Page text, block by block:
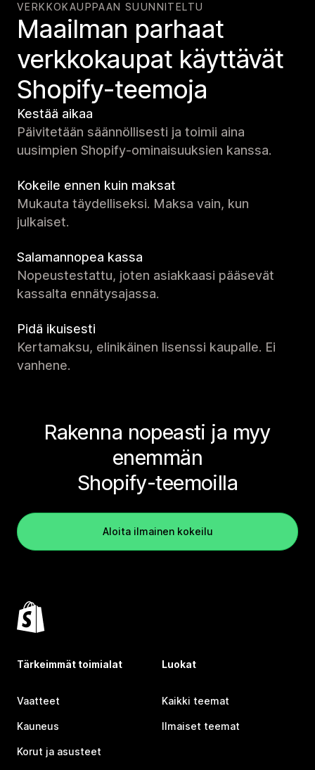
VERKKOKAUPPAAN SUUNNITELTU
Maailman parhaat
verkko­kaupat käyttävät
Shopify-teemoja
Kestää aikaa
Päivitetään säännöllisesti ja toimii aina
uusimpien Shopify-ominaisuuksien kanssa.
Kokeile ennen kuin maksat
Mukauta täydelliseksi. Maksa vain, kun
julkaiset.
Salamannopea kassa
Nopeustestattu, joten asiakkaasi pääsevät
kassalta ennätysajassa.
Pidä ikuisesti
Kertamaksu, elinikäinen lisenssi kaupalle. Ei
vanhene.
Rakenna nopeasti ja myy
enemmän
Shopify-teemoilla
Aloita ilmainen kokeilu
Tärkeimmät toimialat
Vaatteet
Kauneus
Korut ja asusteet
Luokat
Kaikki teemat
Ilmaiset teemat